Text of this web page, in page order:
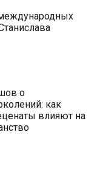
о
как
влияют на